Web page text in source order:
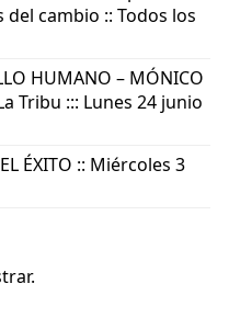
cambio :: Todos los
HUMANO – MÓNICO
Tribu ::: Lunes 24 junio
ÉXITO :: Miércoles 3